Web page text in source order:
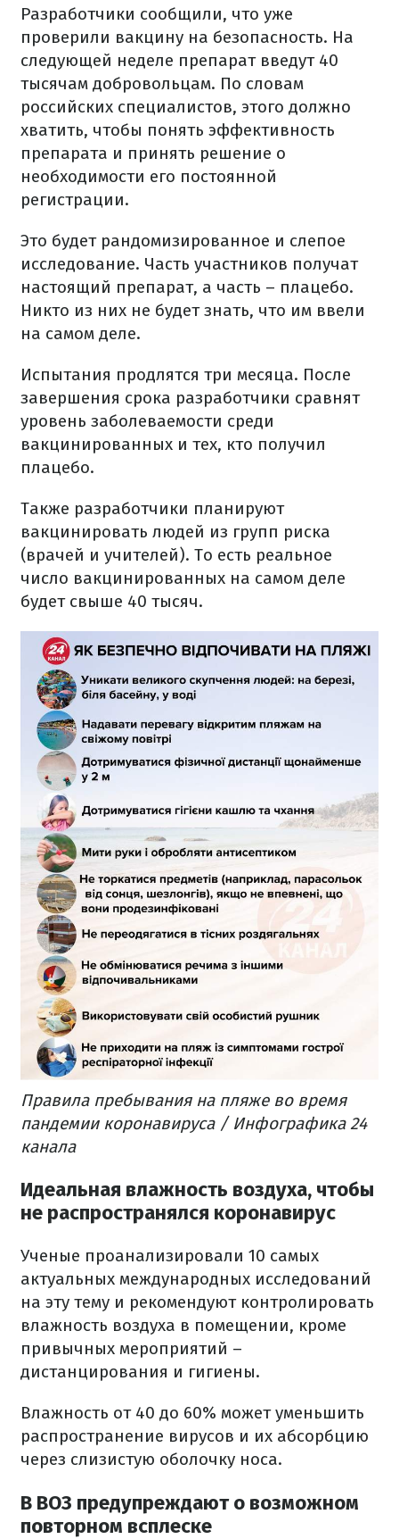
Разработчики сообщили, что уже
проверили вакцину на безопасность. На
следующей неделе препарат введут 40
тысячам добровольцам. По словам
российских специалистов, этого должно
хватить, чтобы понять эффективность
препарата и принять решение о
необходимости его постоянной
регистрации.
Это будет рандомизированное и слепое
исследование. Часть участников получат
настоящий препарат, а часть – плацебо.
Никто из них не будет знать, что им ввели
на самом деле.
Испытания продлятся три месяца. После
завершения срока разработчики сравнят
уровень заболеваемости среди
вакцинированных и тех, кто получил
плацебо.
Также разработчики планируют
вакцинировать людей из групп риска
(врачей и учителей). То есть реальное
число вакцинированных на самом деле
будет свыше 40 тысяч.
Правила пребывания на пляже во время
пандемии коронавируса / Инфографика 24
канала
Идеальная влажность воздуха, чтобы
не распространялся коронавирус
Ученые проанализировали 10 самых
актуальных международных исследований
на эту тему и рекомендуют контролировать
влажность воздуха в помещении, кроме
привычных мероприятий –
дистанцирования и гигиены.
Влажность от 40 до 60% может уменьшить
распространение вирусов и их абсорбцию
через слизистую оболочку носа.
В ВОЗ предупреждают о возможном
повторном всплеске